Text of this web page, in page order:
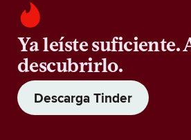
Ya leíste suficiente.
descubrirlo.
Descarga Tinder